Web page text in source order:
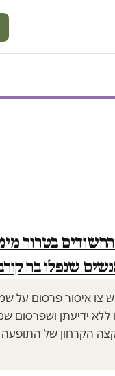
בטרור
שנפלו בה
צו איסור פרסום על
ידיעתן ושפרסום
הקרחון של